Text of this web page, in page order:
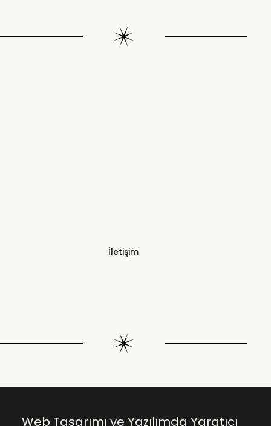
İletişim
Web Tasarımı ve Yazılımda Yaratıcı